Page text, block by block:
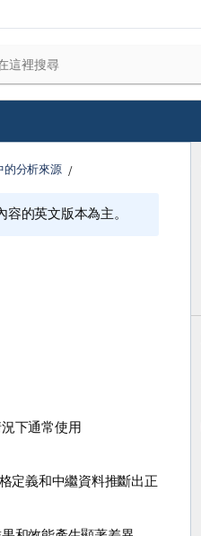
的分析來源
的英文版本為主。
下通常使用
定義和中繼資料推斷出正